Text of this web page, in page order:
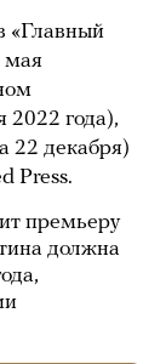
«Главный
мая
2022 года),
22 декабря)
Press.
премьеру
должна